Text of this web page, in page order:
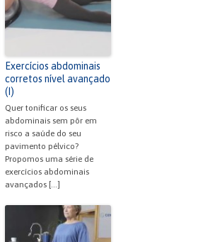
Exercícios abdominais
corretos nível avançado
(I)
Quer tonificar os seus
abdominais sem pôr em
risco a saúde do seu
pavimento pélvico?
Propomos uma série de
exercícios abdominais
avançados […]